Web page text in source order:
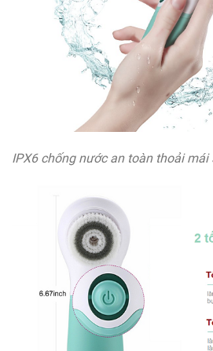
IPX6 chống nước an toàn thoải mái